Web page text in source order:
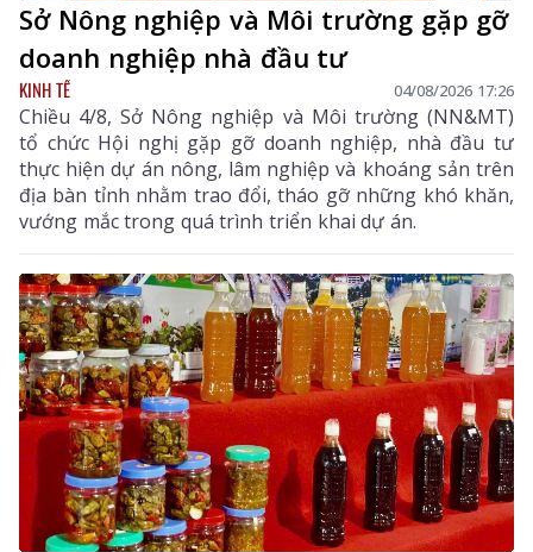
Sở Nông nghiệp và Môi trường gặp gỡ
doanh nghiệp nhà đầu tư
KINH TẾ 04/08/2026 17:26
Chiều 4/8, Sở Nông nghiệp và Môi trường (NN&MT)
tổ chức Hội nghị gặp gỡ doanh nghiệp, nhà đầu tư
thực hiện dự án nông, lâm nghiệp và khoáng sản trên
địa bàn tỉnh nhằm trao đổi, tháo gỡ những khó khăn,
vướng mắc trong quá trình triển khai dự án.